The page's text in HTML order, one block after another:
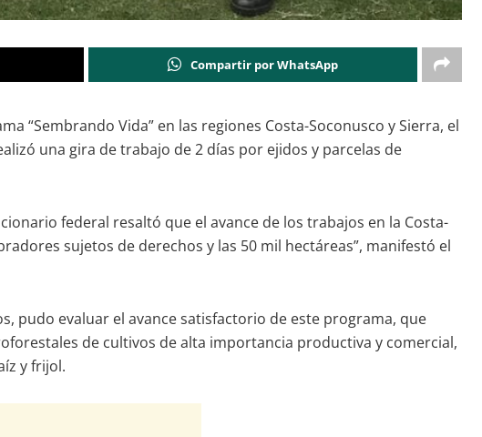
Compartir por WhatsApp
“Sembrando Vida” en las regiones Costa-Soconusco y Sierra, el
una gira de trabajo de 2 días por ejidos y parcelas de
federal resaltó que el avance de los trabajos en la Costa-
sujetos de derechos y las 50 mil hectáreas”, manifestó el
pudo evaluar el avance satisfactorio de este programa, que
de cultivos de alta importancia productiva y comercial,
y frijol.